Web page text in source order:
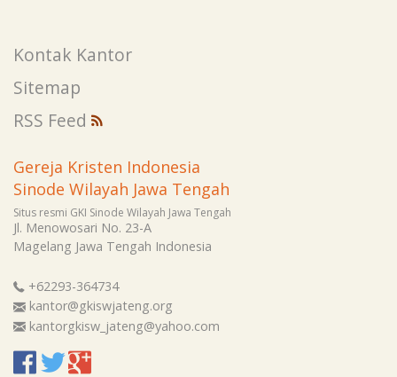
Kontak Kantor
Sitemap
RSS Feed
Gereja Kristen Indonesia
Sinode Wilayah Jawa Tengah
Situs resmi GKI Sinode Wilayah Jawa Tengah
Jl. Menowosari No. 23-A
Magelang Jawa Tengah Indonesia
+62293-364734
kantor@gkiswjateng.org
kantorgkisw_jateng@yahoo.com